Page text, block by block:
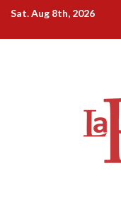
Skip
content
Sat. Aug 8th, 2026